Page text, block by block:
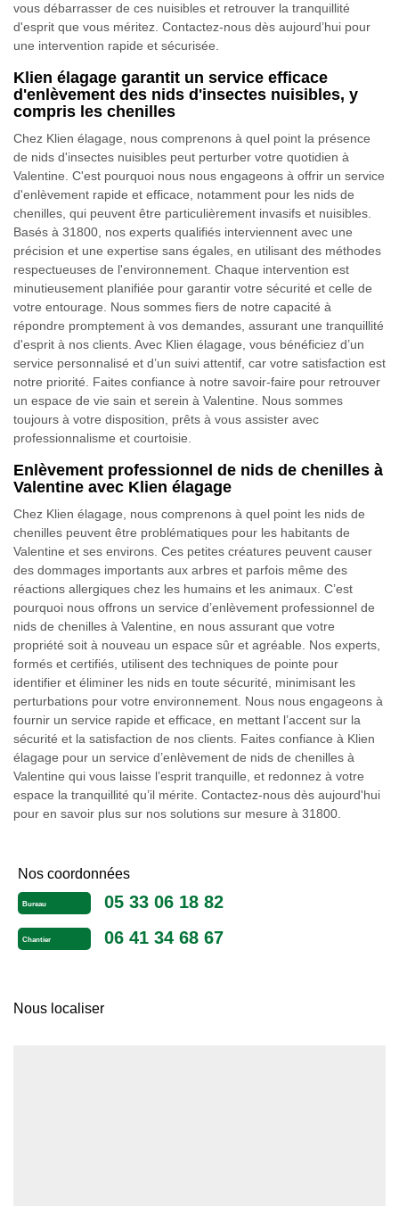
vous débarrasser de ces nuisibles et retrouver la tranquillité
d'esprit que vous méritez. Contactez-nous dès aujourd’hui pour
une intervention rapide et sécurisée.
Klien élagage garantit un service efficace
d'enlèvement des nids d'insectes nuisibles, y
compris les chenilles
Chez Klien élagage, nous comprenons à quel point la présence
de nids d'insectes nuisibles peut perturber votre quotidien à
Valentine. C'est pourquoi nous nous engageons à offrir un service
d'enlèvement rapide et efficace, notamment pour les nids de
chenilles, qui peuvent être particulièrement invasifs et nuisibles.
Basés à 31800, nos experts qualifiés interviennent avec une
précision et une expertise sans égales, en utilisant des méthodes
respectueuses de l'environnement. Chaque intervention est
minutieusement planifiée pour garantir votre sécurité et celle de
votre entourage. Nous sommes fiers de notre capacité à
répondre promptement à vos demandes, assurant une tranquillité
d'esprit à nos clients. Avec Klien élagage, vous bénéficiez d’un
service personnalisé et d’un suivi attentif, car votre satisfaction est
notre priorité. Faites confiance à notre savoir-faire pour retrouver
un espace de vie sain et serein à Valentine. Nous sommes
toujours à votre disposition, prêts à vous assister avec
professionnalisme et courtoisie.
Enlèvement professionnel de nids de chenilles à
Valentine avec Klien élagage
Chez Klien élagage, nous comprenons à quel point les nids de
chenilles peuvent être problématiques pour les habitants de
Valentine et ses environs. Ces petites créatures peuvent causer
des dommages importants aux arbres et parfois même des
réactions allergiques chez les humains et les animaux. C’est
pourquoi nous offrons un service d’enlèvement professionnel de
nids de chenilles à Valentine, en nous assurant que votre
propriété soit à nouveau un espace sûr et agréable. Nos experts,
formés et certifiés, utilisent des techniques de pointe pour
identifier et éliminer les nids en toute sécurité, minimisant les
perturbations pour votre environnement. Nous nous engageons à
fournir un service rapide et efficace, en mettant l’accent sur la
sécurité et la satisfaction de nos clients. Faites confiance à Klien
élagage pour un service d’enlèvement de nids de chenilles à
Valentine qui vous laisse l’esprit tranquille, et redonnez à votre
espace la tranquillité qu’il mérite. Contactez-nous dès aujourd'hui
pour en savoir plus sur nos solutions sur mesure à 31800.
Nos coordonnées
Bureau 05 33 06 18 82
Chantier 06 41 34 68 67
Nous localiser